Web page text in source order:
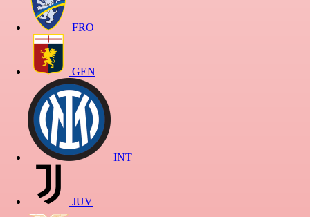
FRO
GEN
INT
JUV